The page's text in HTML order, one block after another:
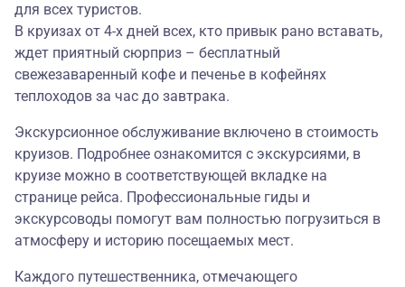
для всех туристов.
В круизах от 4-х дней всех, кто привык рано вставать,
ждет приятный сюрприз – бесплатный
свежезаваренный кофе и печенье в кофейнях
теплоходов за час до завтрака.
Экскурсионное обслуживание включено в стоимость
круизов. Подробнее ознакомится с экскурсиями, в
круизе можно в соответствующей вкладке на
странице рейса. Профессиональные гиды и
экскурсоводы помогут вам полностью погрузиться в
атмосферу и историю посещаемых мест.
Каждого путешественника, отмечающего